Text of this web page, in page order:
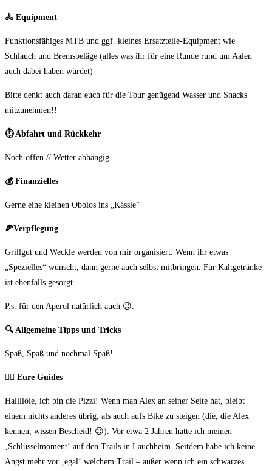
🚴 Equipment
Funktionsfähiges MTB und ggf. kleines Ersatzteile-Equipment wie
Schlauch und Bremsbeläge (alles was ihr für eine Runde rund um Aalen
auch dabei haben würdet)
Bitte denkt auch daran euch für die Tour genügend Wasser und Snacks
mitzunehmen!!
⏱️Abfahrt und Rückkehr
Noch offen // Wetter abhängig
💰Finanzielles
Gerne eine kleinen Obolos ins „Kässle“
🍕Verpflegung
Grillgut und Weckle werden von mir organisiert. Wenn ihr etwas
„Spezielles“ wünscht, dann gerne auch selbst mitbringen. Für Kaltgetränke
ist ebenfalls gesorgt.
P.s. für den Aperol natürlich auch 😉.
🔍 Allgemeine Tipps und Tricks
Spaß, Spaß und nochmal Spaß!
🦸 ‍♂️ Eure Guides
Hallllöle, ich bin die Pizzi! Wenn man Alex an seiner Seite hat, bleibt
einem nichts anderes übrig, als auch aufs Bike zu steigen (die, die Alex
kennen, wissen Bescheid! 😉). Vor etwa 2 Jahren hatte ich meinen
‚Schlüsselmoment‘ auf den Trails in Lauchheim. Seitdem habe ich keine
Angst mehr vor ‚egal‘ welchem Trail – außer wenn ich ein schwarzes